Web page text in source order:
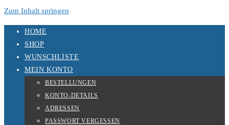
Zum Inhalt springen
HOME
SHOP
WUNSCHLISTE
MEIN KONTO
BESTELLUNGEN
KONTO-DETAILS
ADRESSEN
PASSWORT VERGESSEN